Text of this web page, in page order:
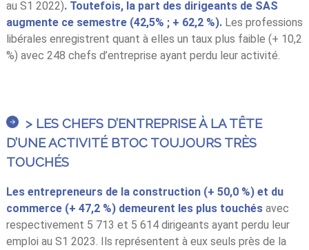
au S1 2022). Toutefois, la part des dirigeants de SAS
augmente ce semestre (42,5% ; + 62,2 %). Les professions
libérales enregistrent quant à elles un taux plus faible (+ 10,2
%) avec 248 chefs d’entreprise ayant perdu leur activité.
> LES CHEFS D’ENTREPRISE À LA TÊTE
D’UNE ACTIVITÉ BTOC TOUJOURS TRÈS
TOUCHÉS
Les entrepreneurs de la construction (+ 50,0 %) et du
commerce (+ 47,2 %) demeurent les plus touchésavec
respectivement 5 713 et 5 614 dirigeants ayant perdu leur
emploi au S1 2023. Ils représentent à eux seuls près de la